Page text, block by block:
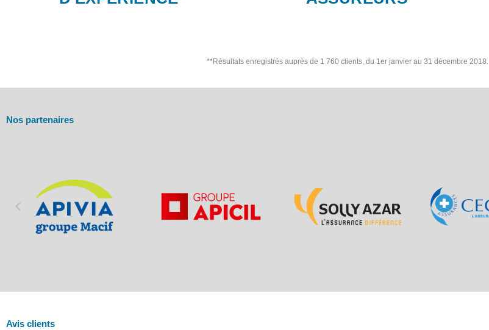
**Résultats enregistrés auprès de 1 760 clients, du 1er janvier au 31 décembre 2018.
Nos partenaires
Avis clients